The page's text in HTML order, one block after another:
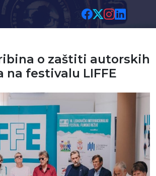
o zaštiti autorskih
na festivalu LIFFE